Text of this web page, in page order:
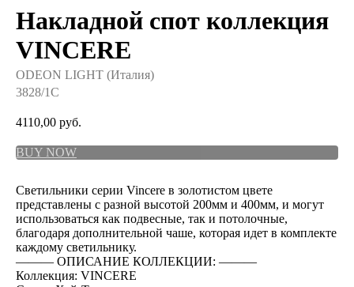
Накладной спот коллекция
VINCERE
ODEON LIGHT (Италия)
3828/1C
4110,00 руб.
BUY NOW
Светильники серии Vincere в золотистом цвете
представлены с разной высотой 200мм и 400мм, и могут
использоваться как подвесные, так и потолочные,
благодаря дополнительной чаше, которая идет в комплекте
каждому светильнику.
――― ОПИСАНИЕ КОЛЛЕКЦИИ: ―――
Коллекция: VINCERE